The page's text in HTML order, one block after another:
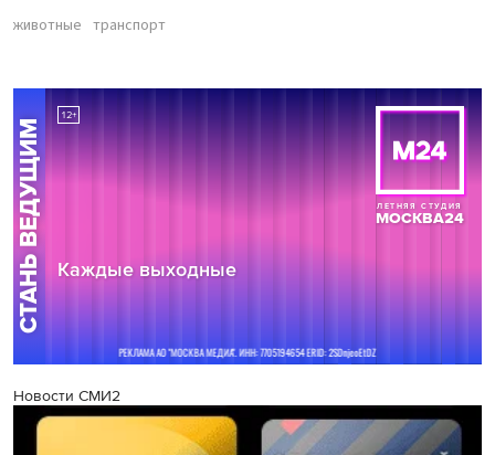
животные транспорт
Новости СМИ2